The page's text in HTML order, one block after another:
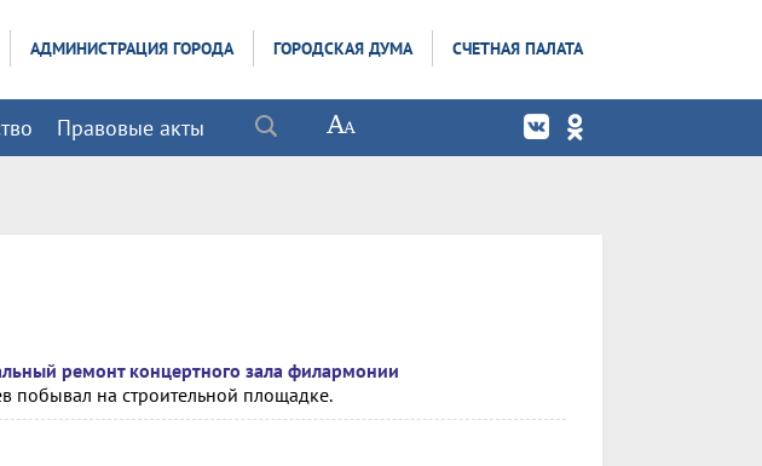
АДМИНИСТРАЦИЯ ГОРОДА ГОРОДСКАЯ ДУМА СЧЕТНАЯ ПАЛАТА
Правовые акты
ремонт концертного зала филармонии
побывал на строительной площадке.